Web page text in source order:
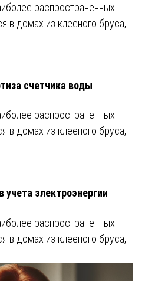
распространенных
в домах из клееного бруса,
счетчика воды
распространенных
в домах из клееного бруса,
учета электроэнергии
распространенных
в домах из клееного бруса,